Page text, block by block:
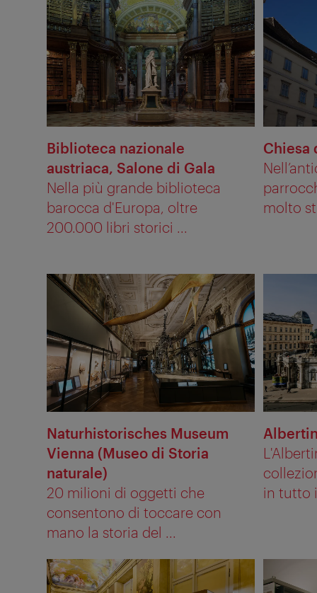
Biblioteca nazionale
austriaca, Salone di Gala
Nella più grande biblioteca
barocca d'Europa, oltre
200.000 libri storici ...
Chiesa
molto
Naturhistorisches Museum
Vienna (Museo di Storia
naturale)
20 milioni di oggetti che
consentono di toccare con
mano la storia del ...
in tutto